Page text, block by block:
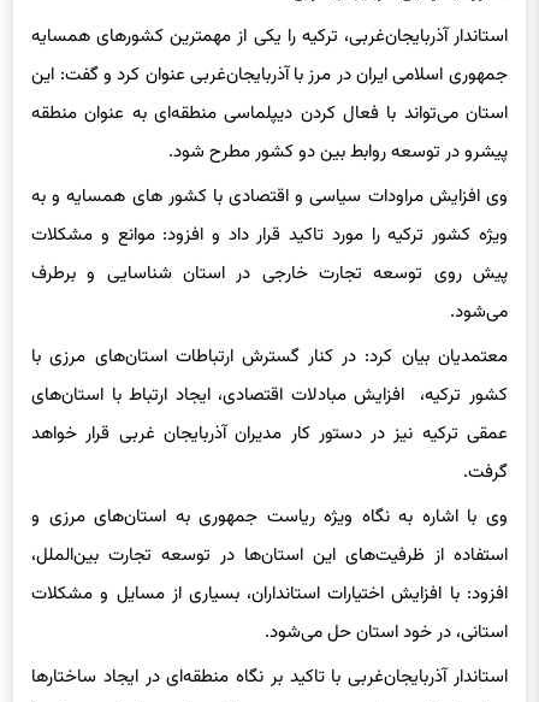
جمهوری اسلامی ایران در مرز با آذربایجان‌غربی عنوان کرد و گفت: این
استان می‌تواند با فعال کردن دیپلماسی منطقه‌ای به عنوان منطقه
پیشرو در توسعه روابط بین دو کشور مطرح شود.
وی افزایش مراودات سیاسی و اقتصادی با کشور های همسایه و به
ویژه کشور ترکیه را مورد تاکید قرار داد و افزود: موانع و مشکلات
پیش روی توسعه تجارت خارجی در استان شناسایی و برطرف
می‌شود.
معتمدیان بیان کرد: در کنار گسترش ارتباطات استان‌های مرزی با
کشور ترکیه، افزایش مبادلات اقتصادی، ایجاد ارتباط با استان‌های
عمقی ترکیه نیز در دستور کار مدیران آذربایجان غربی قرار خواهد
گرفت.
وی با اشاره به نگاه ویژه ریاست جمهوری به استان‌های مرزی و
استفاده از ظرفیت‌های این استان‌ها در توسعه تجارت بین‌الملل،
افزود: با افزایش اختیارات استانداران، بسیاری از مسایل و مشکلات
استانی، در خود استان حل می‌شود.
استاندار آذربایجان‌غربی با تاکید بر نگاه منطقه‌ای در ایجاد ساختارها
در استان، افزود: تقویت و توسعه زیرساخت‌های عمرانی این منطقه با